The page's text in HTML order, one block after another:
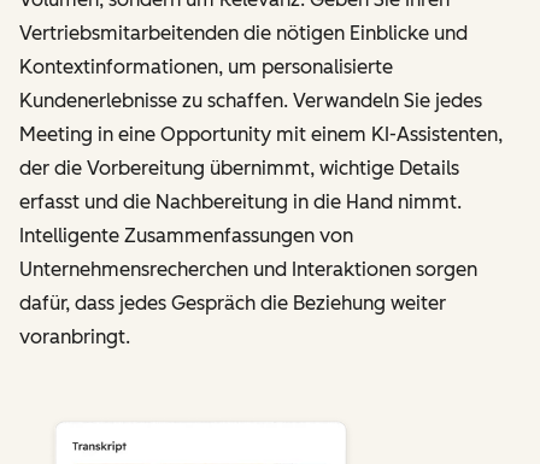
Vertriebsmitarbeitenden die nötigen Einblicke und
Kontextinformationen, um personalisierte
Kundenerlebnisse zu schaffen. Verwandeln Sie jedes
Meeting in eine Opportunity mit einem KI-Assistenten,
der die Vorbereitung übernimmt, wichtige Details
erfasst und die Nachbereitung in die Hand nimmt.
Intelligente Zusammenfassungen von
Unternehmensrecherchen und Interaktionen sorgen
dafür, dass jedes Gespräch die Beziehung weiter
voranbringt.